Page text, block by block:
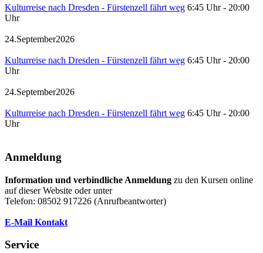
Kulturreise nach Dresden - Fürstenzell fährt weg 6:45 Uhr - 20:00
Uhr
24.September2026
Kulturreise nach Dresden - Fürstenzell fährt weg 6:45 Uhr - 20:00
Uhr
24.September2026
Kulturreise nach Dresden - Fürstenzell fährt weg 6:45 Uhr - 20:00
Uhr
Anmeldung
Information und verbindliche Anmeldung zu den Kursen online
auf dieser Website oder unter
Telefon: 08502 917226 (Anrufbeantworter)
E-Mail Kontakt
Service